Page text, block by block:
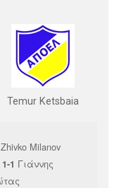
Temur Ketsbaia
Zhivko Milanov
1-1 Γιάννης